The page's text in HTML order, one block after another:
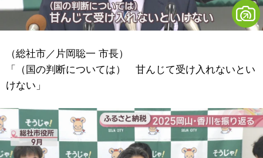
（総社市／片岡聡一 市長）
「（国の判断については） 甘んじて受け入れないとい
けない」